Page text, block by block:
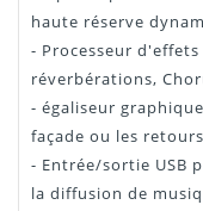
haute réserve
- Processeur d'effets
réverbérations,
- égaliseur
façade ou les retours
- Entrée/sortie USB
la diffusion de